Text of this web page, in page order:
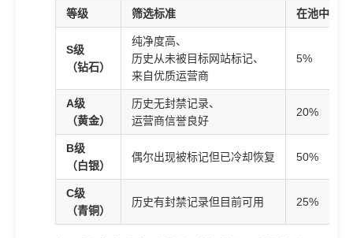
等级 筛选标准 在池中的
S级
（钻石）
纯净度高、
历史从未被目标网站标记、
来自优质运营商
5%
A级
（黄金）
历史无封禁记录、
运营商信誉良好
20%
B级
（白银）
偶尔出现被标记但已冷却恢复 50%
C级
（青铜）
历史有封禁记录但目前可用 25%